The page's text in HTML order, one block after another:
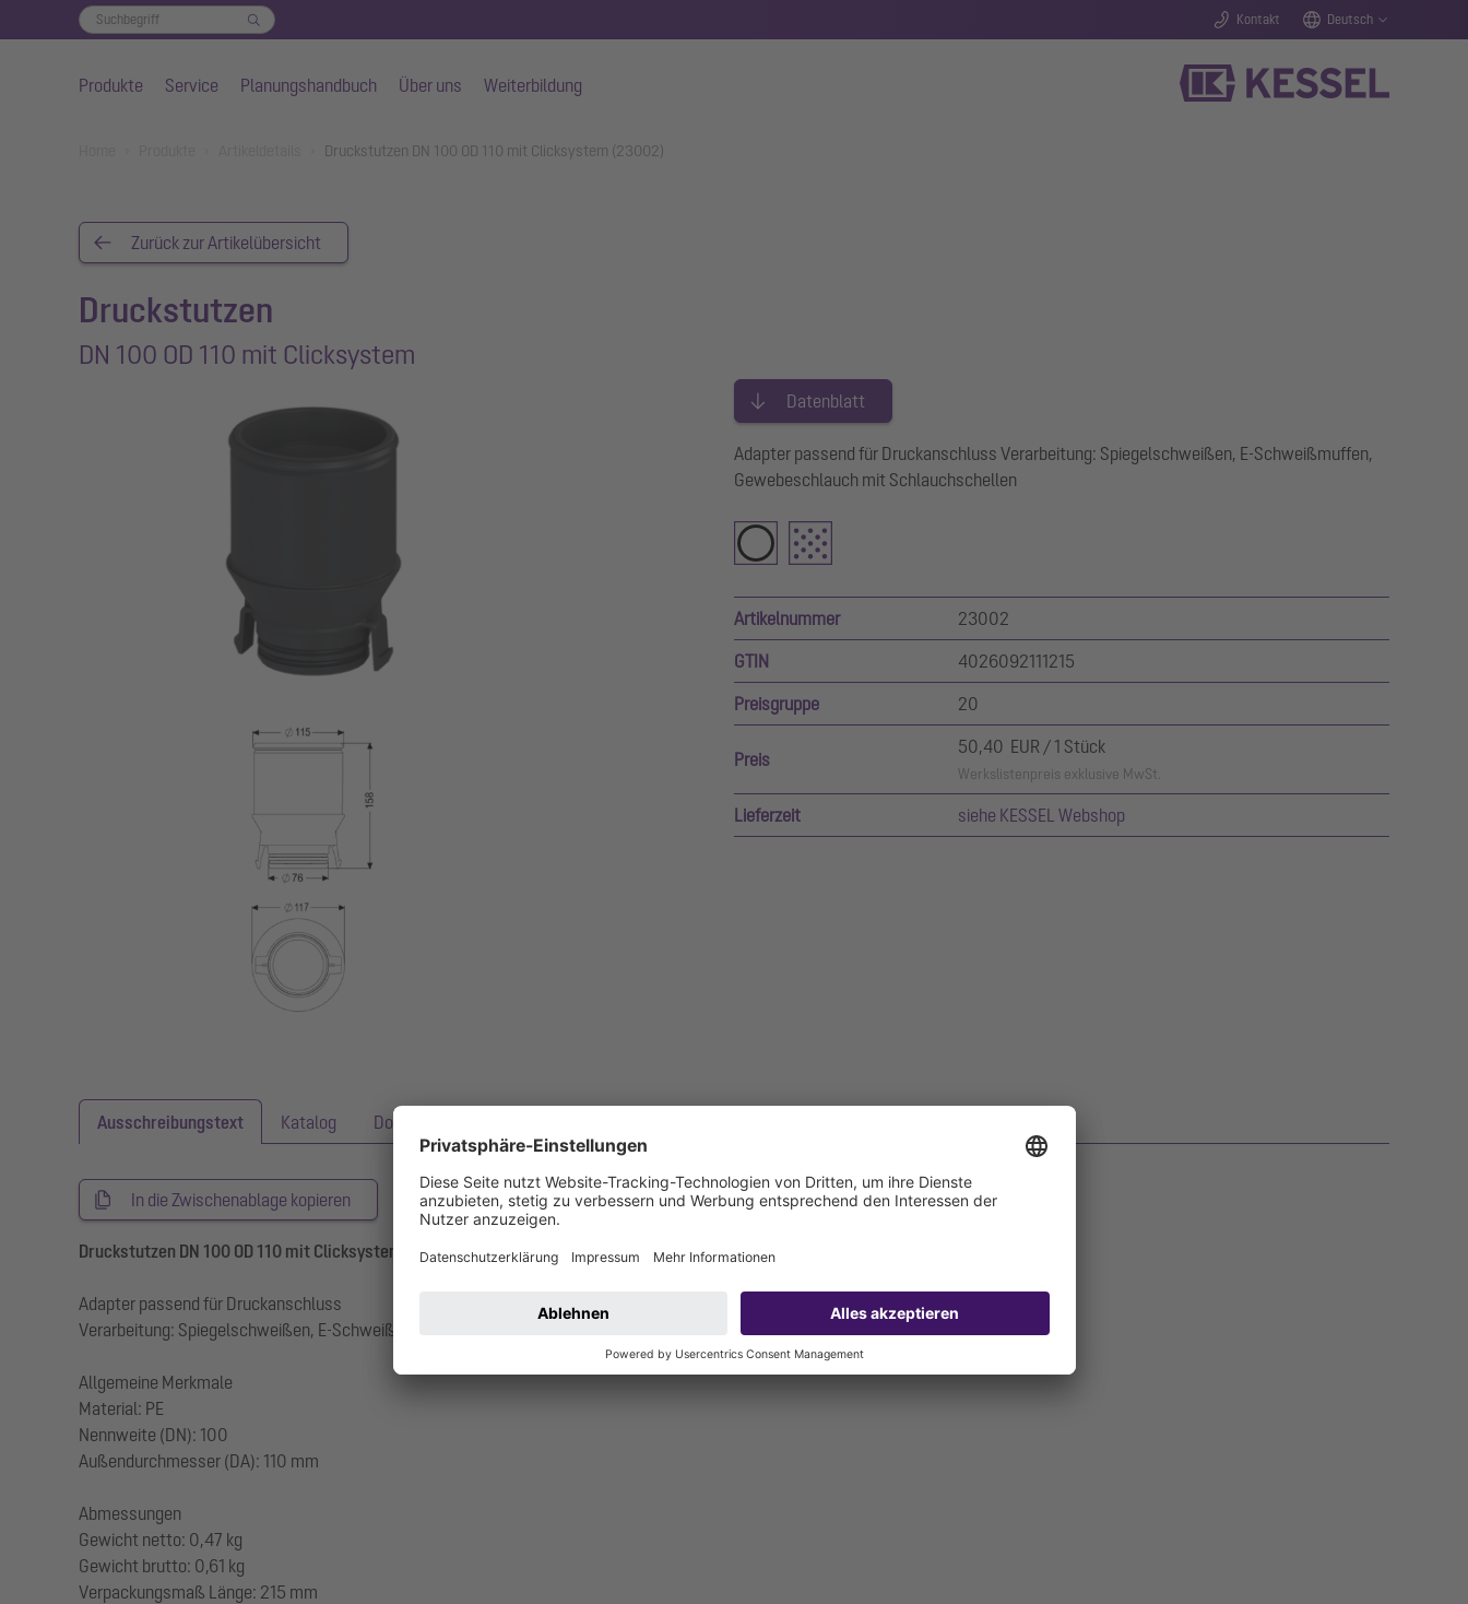
Kontakt Deutsch
Produkte Service Planungshandbuch Über uns Weiterbildung
Druckstutzen DN 100 OD 110 mit Clicksystem (23002)
Zurück zur Artikelübersicht
Druckstutzen
DN 100 OD 110 mit Clicksystem
Datenblatt
Adapter passend für Druckanschluss Verarbeitung: Spiegelschweißen, E-Schweißmuffen,
Gewebeschlauch mit Schlauchschellen
Artikelnummer 23002
GTIN 4026092111215
Preisgruppe 20
Preis
50,40 EUR / 1 Stück
Werkslistenpreis exklusive MwSt.
Lieferzeit siehe KESSEL Webshop
Ausschreibungstext Katalog Downloads
In die Zwischenablage kopieren
Druckstutzen DN 100 OD 110 mit Clicksystem
Adapter passend für Druckanschluss
Verarbeitung: Spiegelschweißen, E-Schweißmuffen, Gewebeschlauch mit Schlauchschellen
Allgemeine Merkmale
Material: PE
Nennweite (DN): 100
Außendurchmesser (DA): 110 mm
Abmessungen
Gewicht netto: 0,47 kg
Gewicht brutto: 0,61 kg
Verpackungsmaß Länge: 215 mm